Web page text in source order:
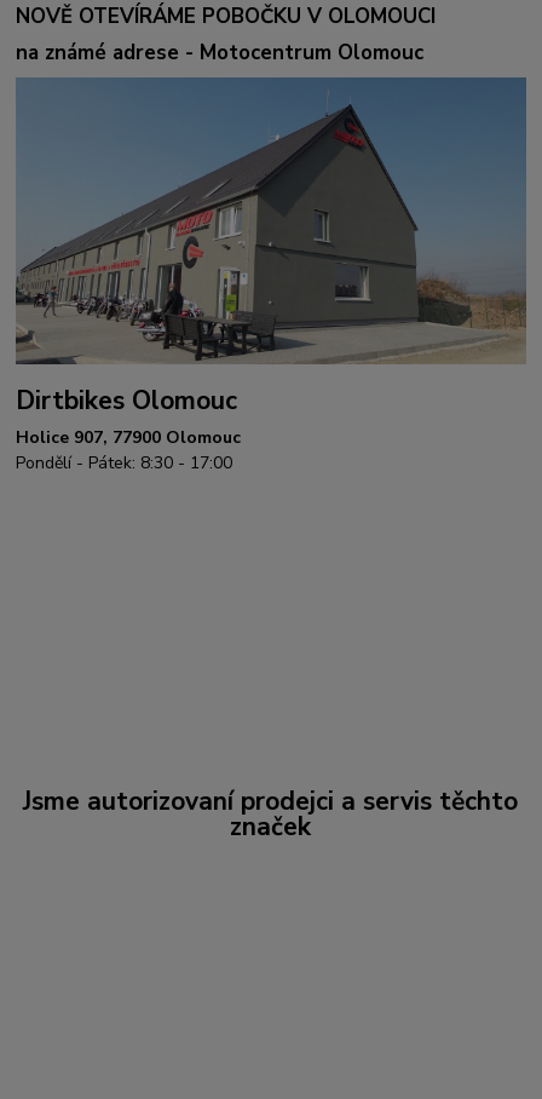
NOVĚ OTEVÍRÁME POBOČKU V OLOMOUCI
na známé adrese - Motocentrum Olomouc
Dirtbikes Olomouc
Holice 907, 77900 Olomouc
Pondělí - Pátek: 8:30 - 17:00
Jsme autorizovaní prodejci a servis těchto
značek